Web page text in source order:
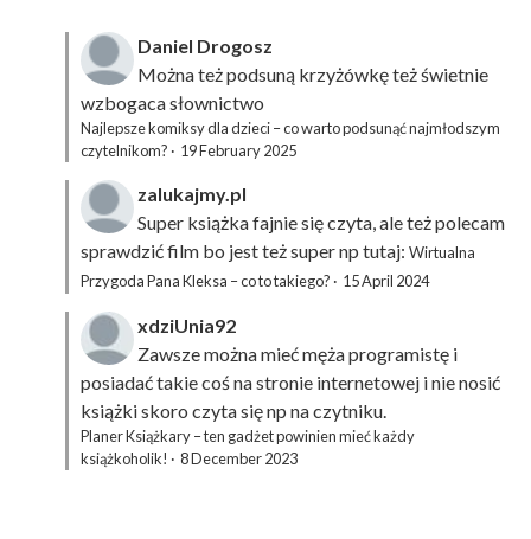
Daniel Drogosz
Można też podsuną krzyżówkęteż świetnie
wzbogaca słownictwo
Najlepsze komiksy dla dzieci – co warto podsunąć najmłodszym
czytelnikom? · 19 February 2025
zalukajmy.pl
Super książka fajnie się czyta, ale też polecam
sprawdzić film bo jest też super np tutaj: Wirtualna
Przygoda Pana Kleksa – co to takiego? · 15 April 2024
xdziUnia92
Zawsze można mieć męża programistę i
posiadać takie coś na stronie internetowej i nie nosić
książki skoro czyta się np na czytniku.
Planer Książkary – ten gadżet powinien mieć każdy
książkoholik! · 8 December 2023